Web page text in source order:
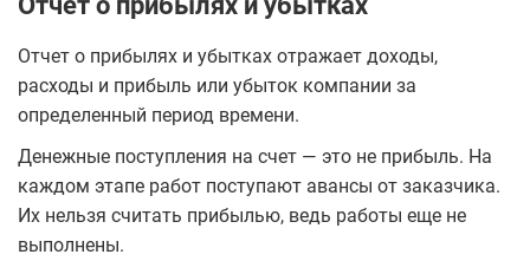
Отчет о прибылях и убытках отражает доходы,
расходы и прибыль или убыток компании за
определенный период времени.
Денежные поступления на счет — это не прибыль. На
каждом этапе работ поступают авансы от заказчика.
Их нельзя считать прибылью, ведь работы еще не
выполнены.